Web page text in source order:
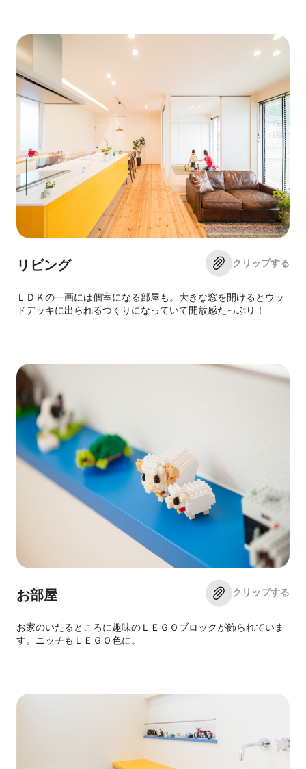
リビング
ＬＤＫの一画には個室になる部屋も。大きな窓を開けるとウッ
ドデッキに出られるつくりになっていて開放感たっぷり！
クリップする
お部屋
お家のいたるところに趣味のＬＥＧＯブロックが飾られていま
す。ニッチもＬＥＧＯ色に。
クリップする